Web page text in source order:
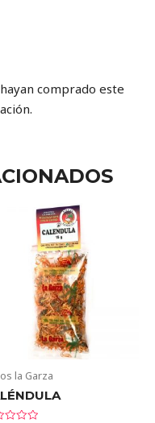
comprado este
la Garza